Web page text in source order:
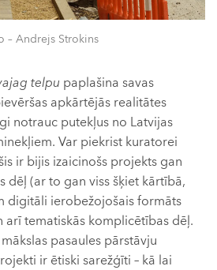
– Andrejs Strokins
telpu paplašina savas
apkārtējās realitātes
notrauc putekļus no Latvijas
Var piekrist kuratorei
ir bijis izaicinošs projekts gan
dēļ (ar to gan viss šķiet kārtībā,
digitāli ierobežojošais formāts
arī tematiskās komplicētības dēļ.
pasaules pārstāvju
ir ētiski sarežģīti – kā lai